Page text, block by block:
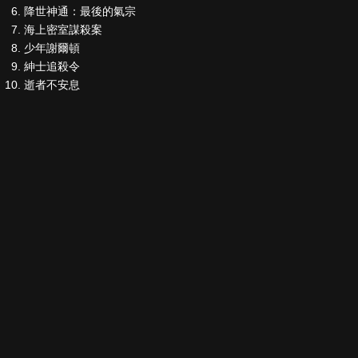
降世神通：最後的氣宗
海上密室謀殺案
少年謝爾頓
紳士追殺令
逝者不安息